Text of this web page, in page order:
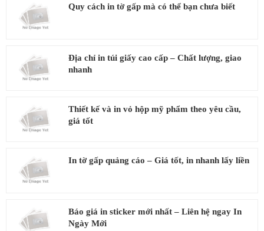
Quy cách in tờ gấp mà có thể bạn chưa biết
Địa chỉ in túi giấy cao cấp – Chất lượng, giao
nhanh
Thiết kế và in vỏ hộp mỹ phẩm theo yêu cầu,
giá tốt
In tờ gấp quảng cáo – Giá tốt, in nhanh lấy liền
Báo giá in sticker mới nhất – Liên hệ ngay In
Ngày Mới